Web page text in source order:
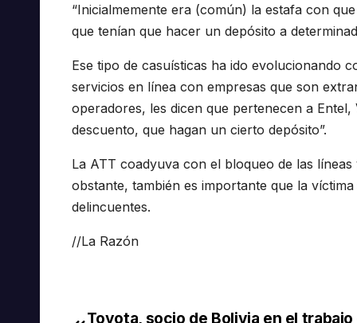
“Inicialmemente era (común) la estafa con
que tenían que hacer un depósito a
Ese tipo de casuísticas ha ido evolucionando
servicios en línea con empresas que son
operadores, les dicen que pertenecen a
descuento, que hagan un cierto depósito”.
La ATT coadyuva con el bloqueo de las
obstante, también es importante que la
delincuentes.
//La Razón
Toyota, socio de Bolivia en el trabajo